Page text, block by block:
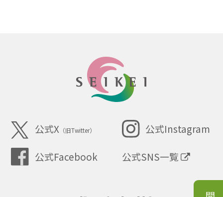
公式X（旧Twitter） 公式Instagram
公式Facebook 公式SNS一覧